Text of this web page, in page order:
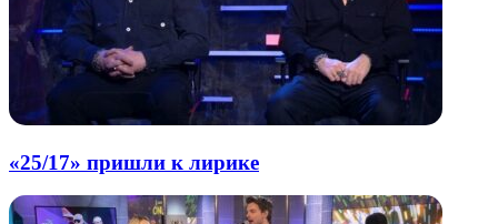
«25/17» пришли к лирике